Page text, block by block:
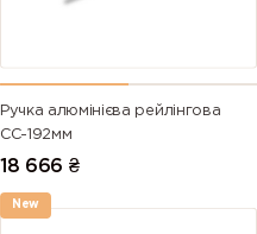
Ручка алюмінієва рейлінгова
СС-192мм
18 666 ₴
New